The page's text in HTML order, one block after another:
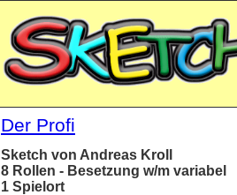
Der Profi
Sketch von Andreas Kroll
8 Rollen - Besetzung w/m variabel
1 Spielort